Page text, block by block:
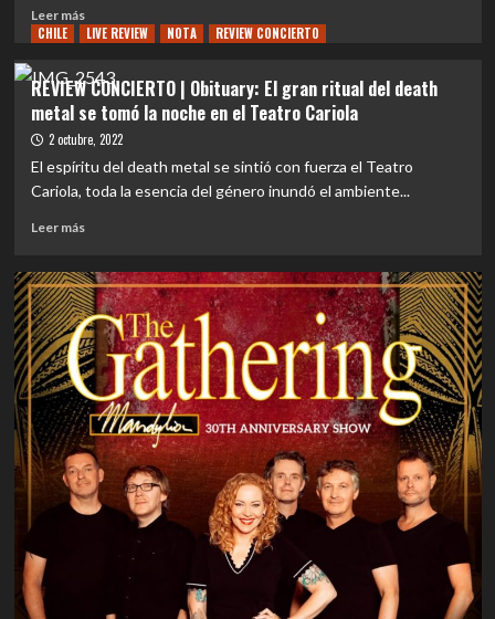
primer
semestre
2023
Leer másLeer
más
#RecomendacionRALV
|
Los
mejores
singles
mes
de
RALV
CHILE LIVE REVIEW NOTA REVIEW CONCIERTO
REVIEW CONCIERTO | Obituary: El gran ritual del death
metal se tomó la noche en el Teatro Cariola
2 octubre, 2022
El espíritu del death metal se sintió con fuerza el Teatro
Cariola, toda la esencia del género inundó el ambiente...
Leer másLeer
REVIEW
CONCIERTO
|
Obituary:
El
gran
ritual
del
death
metal
se
tomó